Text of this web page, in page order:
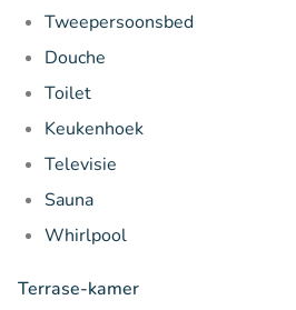
Tweepersoonsbed
Douche
Toilet
Keukenhoek
Televisie
Sauna
Whirlpool
Terrase-kamer